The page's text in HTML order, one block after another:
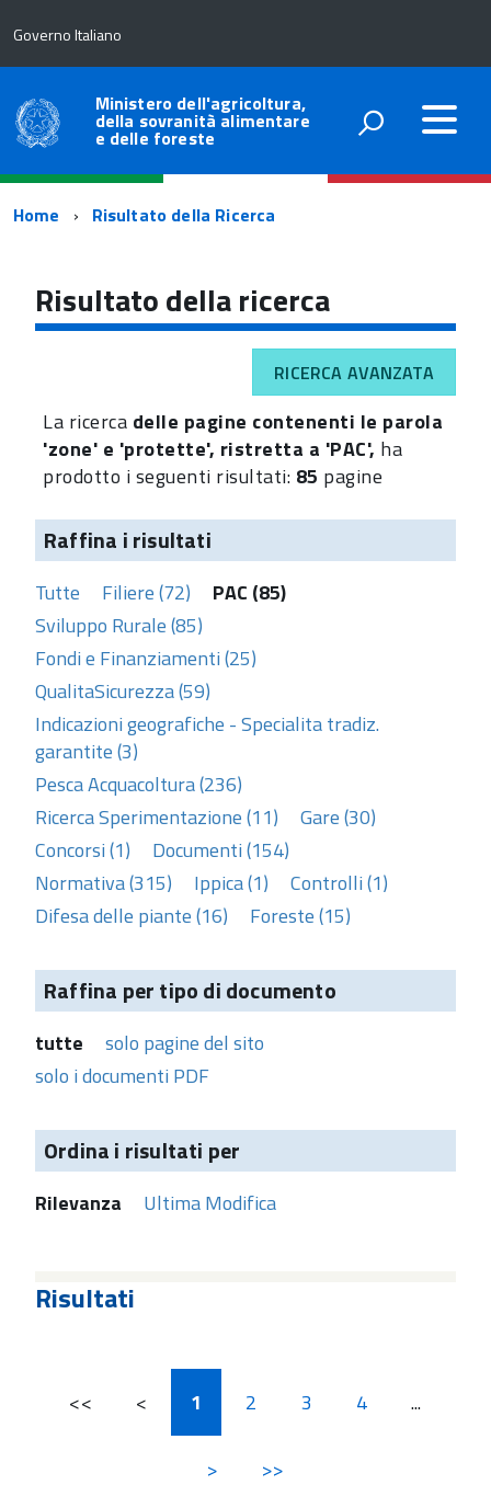
Governo Italiano
Ministero dell'agricoltura,
della sovranità alimentare
e delle foreste
Percorso
navigazione
Home Risultato della Ricerca
Risultato della ricerca
RICERCA AVANZATA
La ricerca delle pagine contenenti le parola
'zone' e 'protette', ristretta a 'PAC', ha
prodotto i seguenti risultati: 85 pagine
Raffina i risultati
Tutte Filiere (72)
PAC (85)
Sviluppo Rurale (85)
Fondi e Finanziamenti (25)
QualitaSicurezza (59)
Indicazioni geografiche - Specialita tradiz.
garantite (3)
Pesca Acquacoltura (236)
Ricerca Sperimentazione (11)
Gare (30)
Concorsi (1)
Documenti (154)
Normativa (315)
Ippica (1)
Controlli (1)
Difesa delle piante (16)
Foreste (15)
Raffina per tipo di documento
tutte
solo pagine del sito
solo i documenti PDF
Ordina i risultati per
Rilevanza Ultima Modifica
Risultati
<< < 1 2 3 4 ...
> >>